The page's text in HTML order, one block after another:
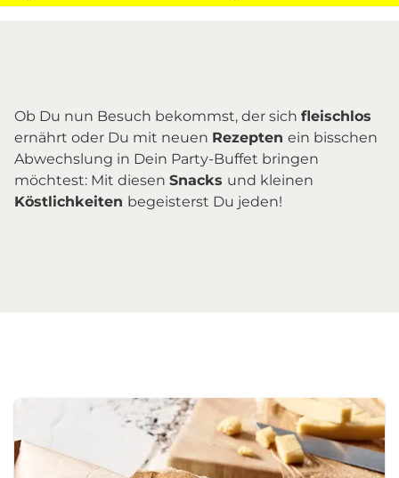
Ob Du nun Besuch bekommst, der sich fleischlos
ernährt oder Du mit neuen Rezepten ein bisschen
Abwechslung in Dein Party-Buffet bringen
möchtest: Mit diesen Snacks und kleinen
Köstlichkeiten begeisterst Du jeden!